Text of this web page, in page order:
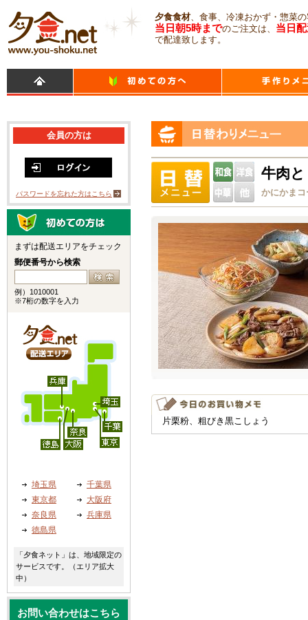
夕食食材、食事、冷凍おかず・惣菜
当日朝5時までのご注文は、 当日
で配達致します。
牛肉
かにかま
片栗粉、粗びき黒こしょう
会員の方は
パスワードを忘れた方はこちら
まずは配送エリアをチェック
郵便番号から検索
例）1010001
※7桁の数字を入力
埼玉県
千葉県
東京都
大阪府
奈良県
兵庫県
徳島県
「夕食ネット」は、地域限定の
サービスです。（エリア拡大
中）
お問い合わせはこちら